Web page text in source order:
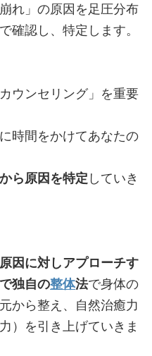
れ」の原因を足圧分布
確認し、特定します。
ウンセリング」を重要
時間をかけてあなたの
ら原因を特定 していき
原因に対しアプローチす
独自の整体法で身体の
から整え、自然治癒力
）を引き上げていきま